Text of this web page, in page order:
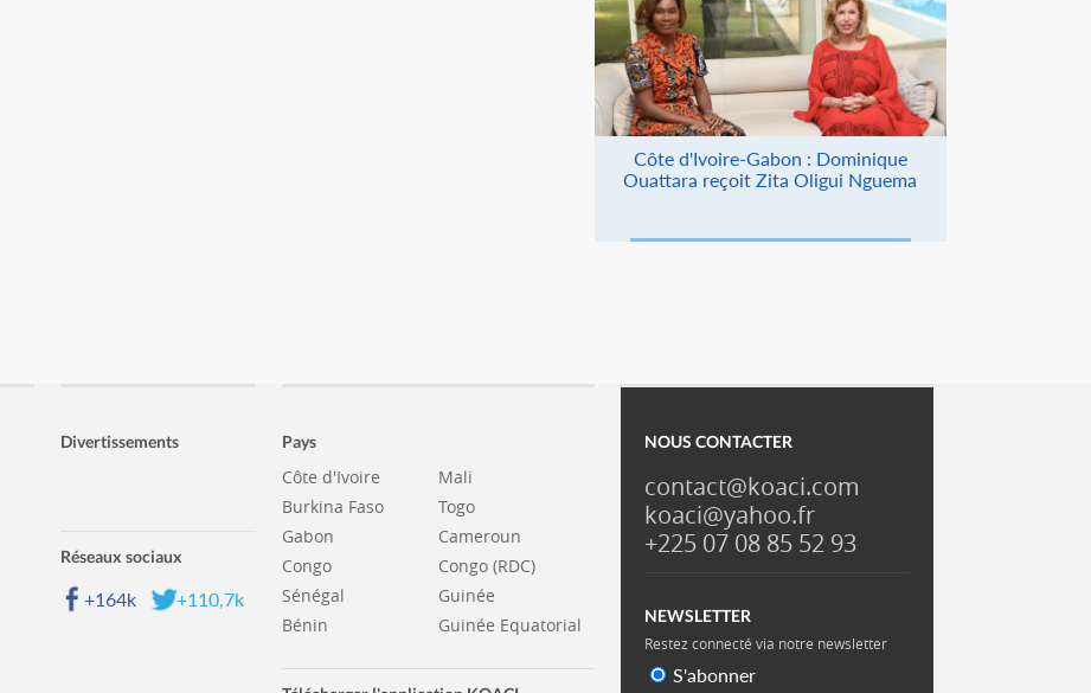
Côte d'Ivoire-Gabon : Dominique
Ouattara reçoit Zita Oligui Nguema
Divertissements
Réseaux sociaux
+164k +110,7k
Pays
Côte d'Ivoire
Burkina Faso
Gabon
Congo
Sénégal
Bénin
Mali
Togo
Cameroun
Congo (RDC)
Guinée
Guinée Equatorial
NOUS CONTACTER
contact@koaci.com
koaci@yahoo.fr
+225 07 08 85 52 93
NEWSLETTER
Restez connecté via notre newsletter
S'abonner